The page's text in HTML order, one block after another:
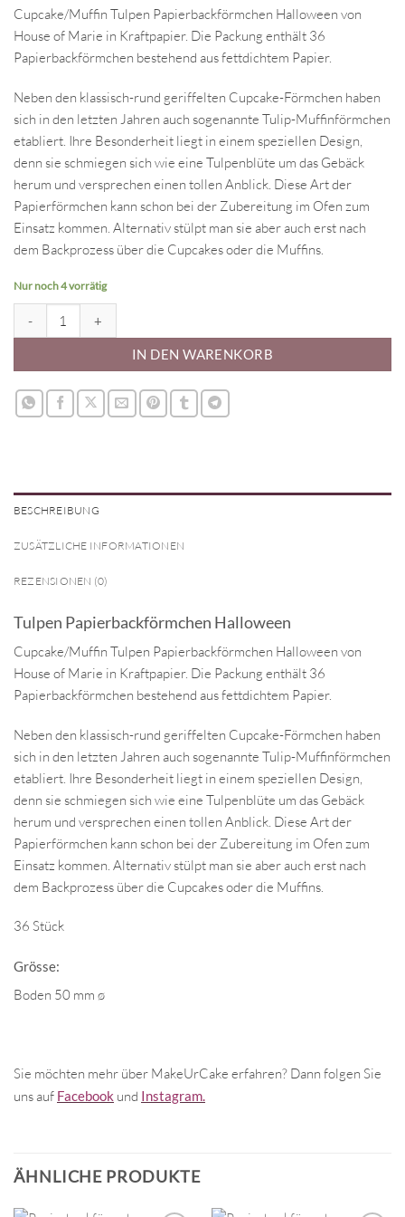
Cupcake/Muffin Tulpen Papierbackförmchen Halloween von
House of Marie in Kraftpapier. Die Packung enthält 36
Papierbackförmchen bestehend aus fettdichtem Papier.
Neben den klassisch-rund geriffelten Cupcake-Förmchen haben
sich in den letzten Jahren auch sogenannte Tulip-Muffinförmchen
etabliert. Ihre Besonderheit liegt in einem speziellen Design,
denn sie schmiegen sich wie eine Tulpenblüte um das Gebäck
herum und versprechen einen tollen Anblick. Diese Art der
Papierförmchen kann schon bei der Zubereitung im Ofen zum
Einsatz kommen. Alternativ stülpt man sie aber auch erst nach
dem Backprozess über die Cupcakes oder die Muffins.
Nur noch 4 vorrätig
IN DEN WARENKORB
BESCHREIBUNG
ZUSÄTZLICHE INFORMATIONEN
REZENSIONEN (0)
Tulpen Papierbackförmchen Halloween
Cupcake/Muffin Tulpen Papierbackförmchen Halloween von
House of Marie in Kraftpapier. Die Packung enthält 36
Papierbackförmchen bestehend aus fettdichtem Papier.
Neben den klassisch-rund geriffelten Cupcake-Förmchen haben
sich in den letzten Jahren auch sogenannte Tulip-Muffinförmchen
etabliert. Ihre Besonderheit liegt in einem speziellen Design,
denn sie schmiegen sich wie eine Tulpenblüte um das Gebäck
herum und versprechen einen tollen Anblick. Diese Art der
Papierförmchen kann schon bei der Zubereitung im Ofen zum
Einsatz kommen. Alternativ stülpt man sie aber auch erst nach
dem Backprozess über die Cupcakes oder die Muffins.
36 Stück
Grösse:
Boden 50 mm ø
Sie möchten mehr über MakeUrCake erfahren? Dann folgen Sie
uns auf Facebook und Instagram.
ÄHNLICHE PRODUKTE